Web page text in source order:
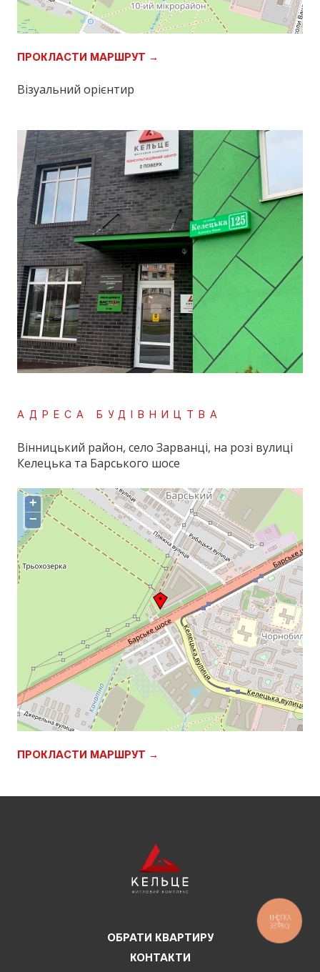
ПРОКЛАСТИ МАРШРУТ →
Візуальний орієнтир
АДРЕСА БУДІВНИЦТВА
Вінницький район, село Зарванці, на розі вулиці
Келецька та Барського шосе
+
−
ПРОКЛАСТИ МАРШРУТ →
ОБРАТИ КВАРТИРУ
КОНТАКТИ
КНОПКА
ЗВ'ЯЗКУ